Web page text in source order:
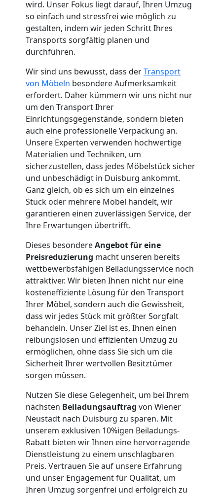
wird. Unser Fokus liegt darauf, Ihren Umzug
so einfach und stressfrei wie möglich zu
gestalten, indem wir jeden Schritt Ihres
Transports sorgfältig planen und
durchführen.
Wir sind uns bewusst, dass derTransport
von Möbeln besondere Aufmerksamkeit
erfordert. Daher kümmern wir uns nicht nur
um den Transport Ihrer
Einrichtungsgegenstände, sondern bieten
auch eine professionelle Verpackung an.
Unsere Experten verwenden hochwertige
Materialien und Techniken, um
sicherzustellen, dass jedes Möbelstück sicher
und unbeschädigt in Duisburg ankommt.
Ganz gleich, ob es sich um ein einzelnes
Stück oder mehrere Möbel handelt, wir
garantieren einen zuverlässigen Service, der
Ihre Erwartungen übertrifft.
Dieses besondereAngebot für eine
Preisreduzierung macht unseren bereits
wettbewerbsfähigen Beiladungsservice noch
attraktiver. Wir bieten Ihnen nicht nur eine
kosteneffiziente Lösung für den Transport
Ihrer Möbel, sondern auch die Gewissheit,
dass wir jedes Stück mit größter Sorgfalt
behandeln. Unser Ziel ist es, Ihnen einen
reibungslosen und effizienten Umzug zu
ermöglichen, ohne dass Sie sich um die
Sicherheit Ihrer wertvollen Besitztümer
sorgen müssen.
Nutzen Sie diese Gelegenheit, um bei Ihrem
nächsten Beiladungsauftrag von Wiener
Neustadt nach Duisburg zu sparen. Mit
unserem exklusiven 10%igen Beiladungs-
Rabatt bieten wir Ihnen eine hervorragende
Dienstleistung zu einem unschlagbaren
Preis. Vertrauen Sie auf unsere Erfahrung
und unser Engagement für Qualität, um
Ihren Umzug sorgenfrei und erfolgreich zu
Neustadt
Fernumzug
Wiener
Neustadt
Firmenumzug
Wiener
Neustadt
Büroumzug
Wiener
Neustadt
Expressumzug
Wiener
Neustadt
Tragehilfe
Wiener
Neustadt